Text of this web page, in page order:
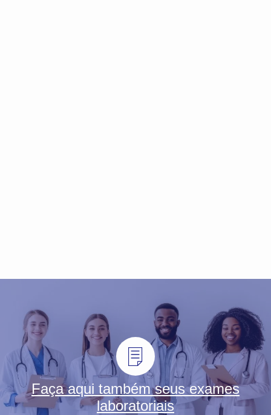
Faça aqui também seus exames
laboratoriais